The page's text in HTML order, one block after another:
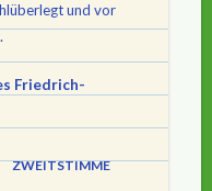
und vor
Friedrich-
ZWEITSTIMME